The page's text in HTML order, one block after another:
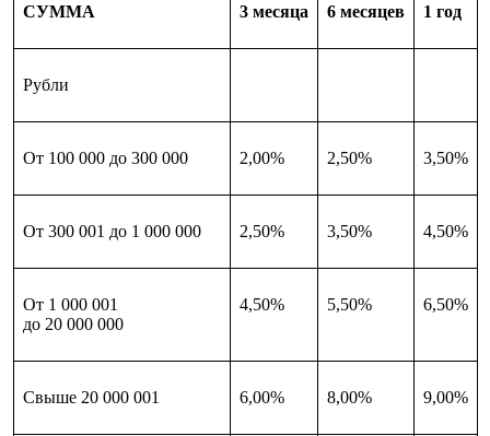
СУММА 3 месяца 6 месяцев 1 год
Рубли
От 100 000 до 300 000 2,00% 2,50% 3,50%
От 300 001 до 1 000 000 2,50% 3,50% 4,50%
От 1 000 001
до 20 000 000
4,50% 5,50% 6,50%
Свыше 20 000 001 6,00% 8,00% 9,00%